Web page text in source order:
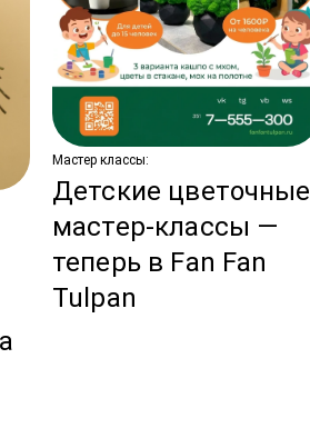
Мастер классы:
Детские цветочные
мастер-классы —
теперь в Fan Fan
Tulpan